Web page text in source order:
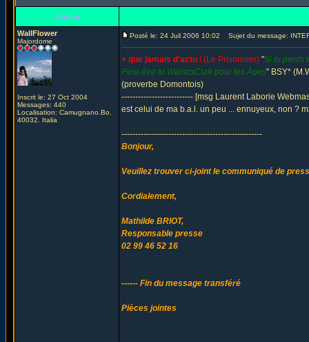
Auteur
WallFlower
Majordome
Inscrit le: 27 Oct 2004
Messages: 440
Localisation: Camugnano.Bo.
40032. Italia
Posté le: 24 Juil 2006 10:02 Sujet du message:
+ que jamais d'actu ! (Le Prisonnier) "Si tu perds
Peut-être tu WaincsClair pour les Âges" BSY*
(proverbe Domontois)
-------------------------- [msg Laurent Laborie
est celui de ma b.a.l. un peu ... ennuyeux, non ?
---------------------------------------------------
Bonjour,
Veuillez trouver ci-joint le communiqué de
Cordialement,
Mathilde BRIOT,
Responsable presse
02 99 46 52 16
------ Fin du message transféré
Pièces jointes